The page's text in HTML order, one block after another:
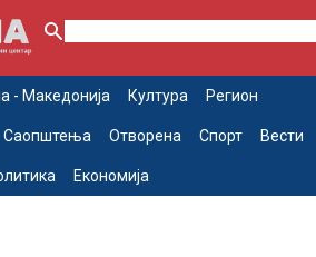
- Македонија Култура Регион
Саопштења Отворена Спорт Вести
Економија